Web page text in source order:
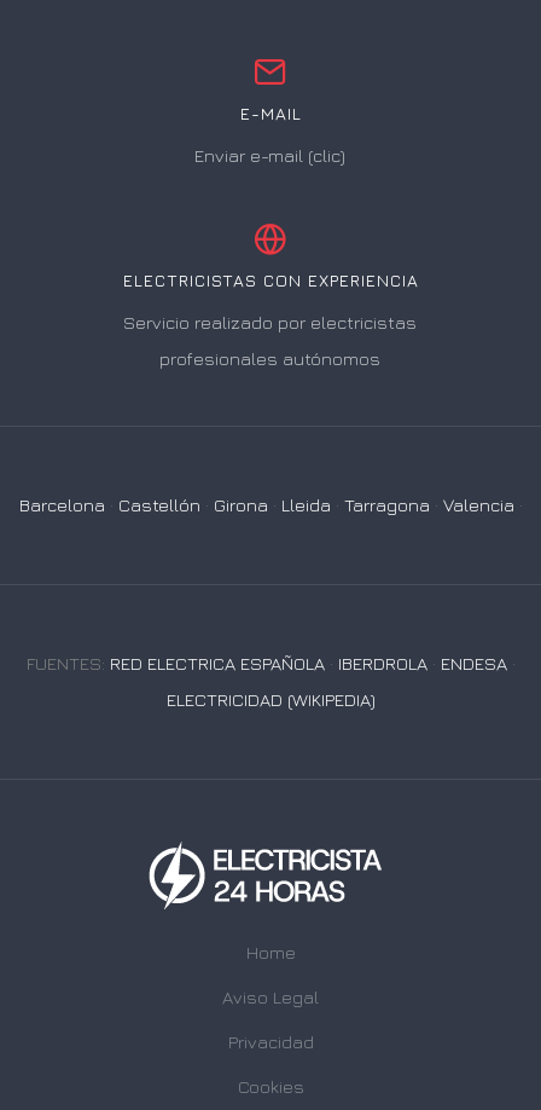
E-MAIL
Enviar e-mail (clic)
ELECTRICISTAS CON EXPERIENCIA
Servicio realizado por electricistas
profesionales autónomos
Barcelona · Castellón · Girona · Lleida · Tarragona · Valencia ·
FUENTES: RED ELECTRICA ESPAÑOLA· IBERDROLA· ENDESA·
ELECTRICIDAD (WIKIPEDIA)
Home
Aviso Legal
Privacidad
Cookies